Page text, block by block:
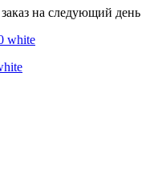
на следующий день